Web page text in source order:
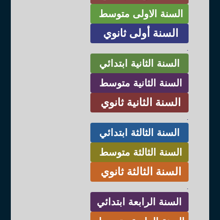
السنة الاولى متوسط
السنة أولى ثانوي
السنة الثانية ابتدائي
السنة الثانية متوسط
السنة الثانية ثانوي
السنة الثالثة ابتدائي
السنة الثالثة متوسط
السنة الثالثة ثانوي
السنة الرابعة ابتدائي